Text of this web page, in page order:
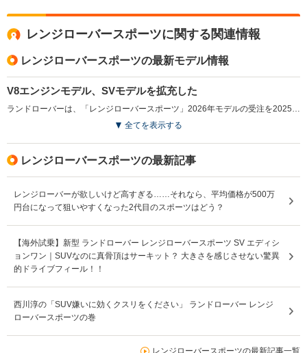
レンジローバースポーツに関する関連情報
レンジローバースポーツの最新モデル情報
V8エンジンモデル、SVモデルを拡充した
ランドローバーは、「レンジローバースポーツ」2026年モデルの受注を2025年12月から開始した。このモデルでは、4.4リッターV型8気筒ツインスクロールターボチャージドガソリンエンジンを搭載した「P530」モデルを新たに追加し、限定導入されていた、最高出力635psを発揮する「SV」グレードもラインナップに加えた。中でも「SV BLACK」では、すべてのアクセントをブラックで統一し、スポーティさと洗練さを両立させたデザインが特徴である。また、全グレードに対してBESPOKEサービスを導入し、エクステリアやインテリアのカスタマイズが可能となる。これにより、ユーザーは幅広い選択肢の中から自分好みの個性的なモデルを仕上げることが可能になった。（2025.12）
全てを表示する
レンジローバースポーツの最新記事
レンジローバーが欲しいけど高すぎる……それなら、平均価格が500万
円台になって狙いやすくなった2代目のスポーツはどう？
【海外試乗】新型 ランドローバー レンジローバースポーツ SV エディシ
ョンワン｜SUVなのに真骨頂はサーキット？ 大きさを感じさせない驚異
的ドライブフィール！！
西川淳の「SUV嫌いに効くクスリをください」 ランドローバー レンジ
ローバースポーツの巻
レンジローバースポーツの最新記事一覧